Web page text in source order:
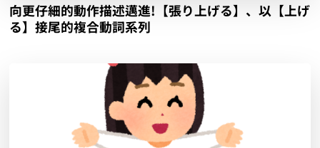
向更仔細的動作描述邁進!【張り上げる】、以【上げ
る】接尾的複合動詞系列